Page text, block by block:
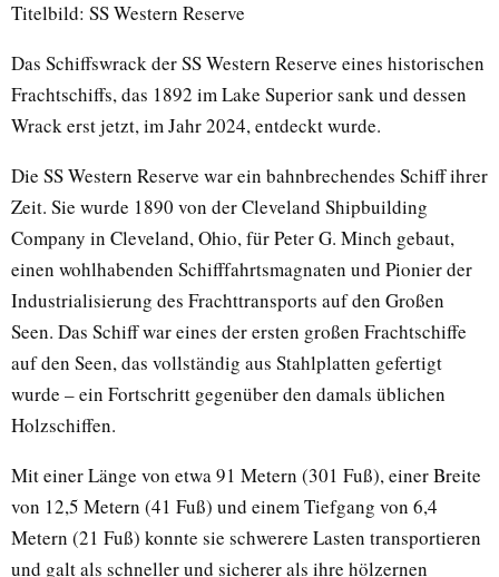
Titelbild: SS Western Reserve
Das Schiffswrack der SS Western Reserve eines historischen
Frachtschiffs, das 1892 im Lake Superior sank und dessen
Wrack erst jetzt, im Jahr 2024, entdeckt wurde.
Die SS Western Reserve war ein bahnbrechendes Schiff ihrer
Zeit. Sie wurde 1890 von der Cleveland Shipbuilding
Company in Cleveland, Ohio, für Peter G. Minch gebaut,
einen wohlhabenden Schifffahrtsmagnaten und Pionier der
Industrialisierung des Frachttransports auf den Großen
Seen. Das Schiff war eines der ersten großen Frachtschiffe
auf den Seen, das vollständig aus Stahlplatten gefertigt
wurde – ein Fortschritt gegenüber den damals üblichen
Holzschiffen.
Mit einer Länge von etwa 91 Metern (301 Fuß), einer Breite
von 12,5 Metern (41 Fuß) und einem Tiefgang von 6,4
Metern (21 Fuß) konnte sie schwerere Lasten transportieren
und galt als schneller und sicherer als ihre hölzernen